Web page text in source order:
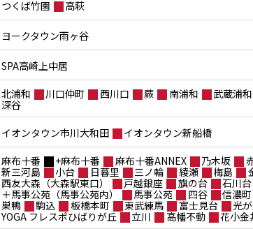
つくば竹園 高萩
ヨークタウン雨ヶ谷
SPA高崎上中居
北浦和 川口仲町 西川口 蕨 南浦和 武蔵浦和
深谷
イオンタウン市川大和田 イオンタウン新船橋
麻布十番 +麻布十番 麻布十番ANNEX 乃木坂
新三河島
小台 日暮里 三ノ輪 綾瀬 梅島
西友大森（大森駅東口）
戸越銀座 旗の台 石川台
＋馬事公苑（馬事公苑内）
馬事公苑 四谷 信濃町
巣鴨
駒込 板橋本町 東武練馬 富士見台 光
YOGA フレスポひばりが丘
立川 高幡不動
花小金